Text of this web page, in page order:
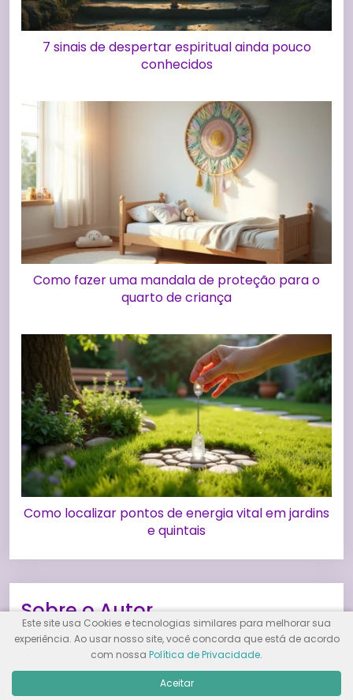
7 sinais de despertar espiritual ainda pouco
conhecidos
Como fazer uma mandala de proteção para o
quarto de criança
Como localizar pontos de energia vital em jardins
e quintais
Sobre o Autor
Este site usa Cookies e tecnologias similares para melhorar sua
experiência. Ao usar nosso site, você concorda que está de acordo
com nossa Política de Privacidade.
Aceitar